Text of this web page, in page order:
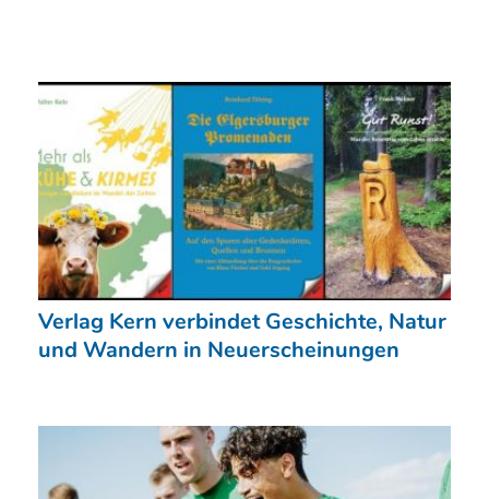
Verlag Kern verbindet Geschichte, Natur
und Wandern in Neuerscheinungen